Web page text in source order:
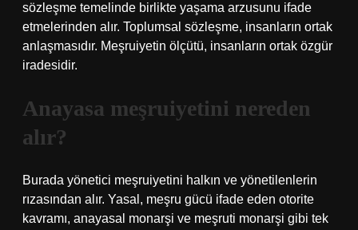
sözleşme temelinde birlikte yaşama arzusunu ifade
etmelerinden alır. Toplumsal sözleşme, insanların ortak
anlaşmasıdır. Meşruiyetin ölçütü, insanların ortak özgür
iradesidir.
Anayasa meşruiyetini nereden
alır?
Burada yönetici meşruiyetini halkın ve yönetilenlerin
rızasından alır. Yasal, meşru gücü ifade eden otorite
kavramı, anayasal monarşi ve meşruti monarşi gibi tek